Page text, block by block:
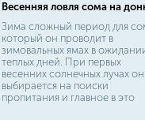
Весенняя ловля сома на
Зима сложный период для
который он проводит в
зимовальных ямах в
теплых дней. При первых
весенних солнечных лучах он
выбирается на поиски
пропитания и главное в это
правильными снастями и